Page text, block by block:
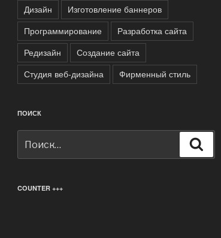
Дизайн
Изготовление баннеров
Программирование
Разработка сайта
Редизайн
Создание сайта
Студия веб-дизайна
Фирменный стиль
ПОИСК
COUNTER +++